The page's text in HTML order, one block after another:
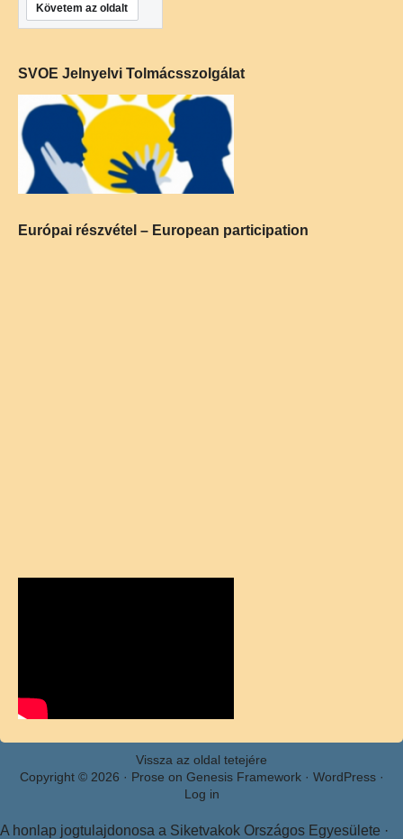
Követem az oldalt
SVOE Jelnyelvi Tolmácsszolgálat
Európai részvétel – European participation
Vissza az oldal tetejére
Copyright © 2026 · Prose on Genesis Framework· WordPress·
Log in
A honlap jogtulajdonosa a Siketvakok Országos Egyesülete ·